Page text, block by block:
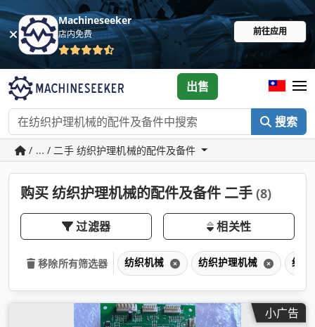
Machineseeker
店内免费 前往应用
搜索
出售
/ ... / 二手 纺织护理机械的配件及备件
购买 纺织护理机械的配件及备件 二手 (8)
过滤器 相关性
移除所有筛选器 纺织机械 纺织护理机械 纺织
小广告